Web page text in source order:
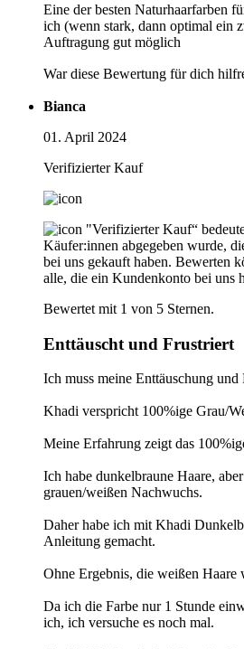
Eine der besten Naturhaarfarben
ich (wenn stark, dann optimal ein
Auftragung gut möglich
War diese Bewertung für dich
Bianca
01. April 2024
Verifizierter Kauf
"Verifizierter Kauf“
Käufer:innen abgegeben wurde,
bei uns gekauft haben. Bewerten
alle, die ein Kundenkonto bei uns
Bewertet mit 1 von 5 Sternen.
Enttäuscht und Frustriert
Ich muss meine Enttäuschung und
Khadi verspricht 100%ige Grau/
Meine Erfahrung zeigt das
Ich habe dunkelbraune Haare,
grauen/weißen Nachwuchs.
Daher habe ich mit Khadi
Anleitung gemacht.
Ohne Ergebnis, die weißen Haare
Da ich die Farbe nur 1 Stunde
ich, ich versuche es noch mal.